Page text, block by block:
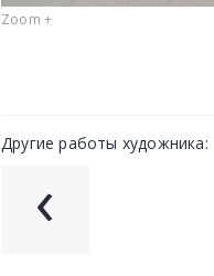
Zoom +
Другие работы художника:
‹